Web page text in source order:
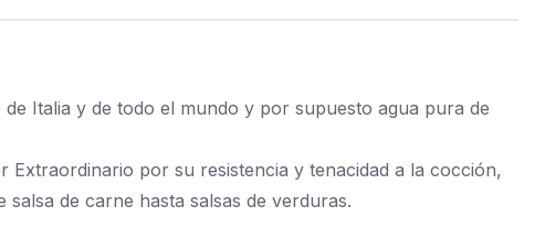
Italia y de todo el mundo y por supuesto agua pura de
Extraordinario por su resistencia y tenacidad a la cocción,
de carne hasta salsas de verduras.